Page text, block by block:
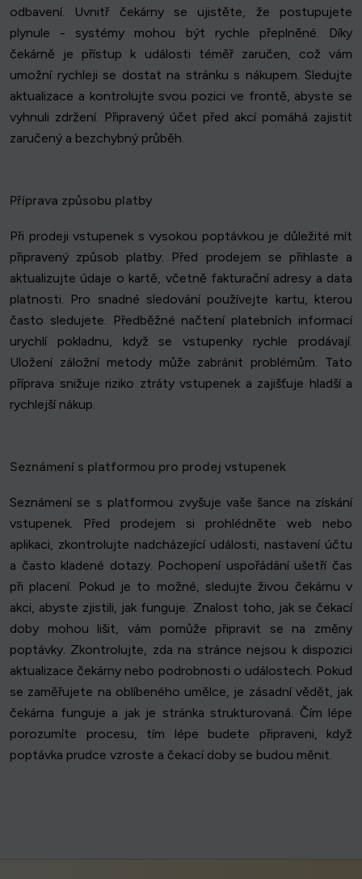
odbavení. Uvnitř čekárny se ujistěte, že postupujete
plynule - systémy mohou být rychle přeplněné. Díky
čekárně je přístup k události téměř zaručen, což vám
umožní rychleji se dostat na stránku s nákupem. Sledujte
aktualizace a kontrolujte svou pozici ve frontě, abyste se
vyhnuli zdržení. Připravený účet před akcí pomáhá zajistit
zaručený a bezchybný průběh.
Příprava způsobu platby
Při prodeji vstupenek s vysokou poptávkou je důležité mít
připravený způsob platby. Před prodejem se přihlaste a
aktualizujte údaje o kartě, včetně fakturační adresy a data
platnosti. Pro snadné sledování používejte kartu, kterou
často sledujete. Předběžné načtení platebních informací
urychlí pokladnu, když se vstupenky rychle prodávají.
Uložení záložní metody může zabránit problémům. Tato
příprava snižuje riziko ztráty vstupenek a zajišťuje hladší a
rychlejší nákup.
Seznámení s platformou pro prodej vstupenek
Seznámení se s platformou zvyšuje vaše šance na získání
vstupenek. Před prodejem si prohlédněte web nebo
aplikaci, zkontrolujte nadcházející události, nastavení účtu
a často kladené dotazy. Pochopení uspořádání ušetří čas
při placení. Pokud je to možné, sledujte živou čekárnu v
akci, abyste zjistili, jak funguje. Znalost toho, jak se čekací
doby mohou lišit, vám pomůže připravit se na změny
poptávky. Zkontrolujte, zda na stránce nejsou k dispozici
aktualizace čekárny nebo podrobnosti o událostech. Pokud
se zaměřujete na oblíbeného umělce, je zásadní vědět, jak
čekárna funguje a jak je stránka strukturovaná. Čím lépe
porozumíte procesu, tím lépe budete připraveni, když
poptávka prudce vzroste a čekací doby se budou měnit.